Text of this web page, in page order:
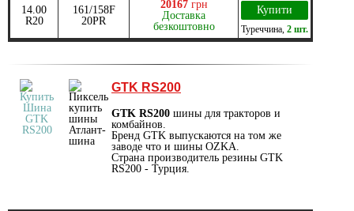
14.00
R20
161/158F
20PR
20167 грн
Доставка
безкоштовно
Купити
Туреччина 2 шт.
GTK RS200
GTK RS200 шины для тракторов и
комбайнов.
Бренд GTK выпускаются на том же
заводе что и шины OZKA.
Страна производитель резины GTK
RS200 - Турция.